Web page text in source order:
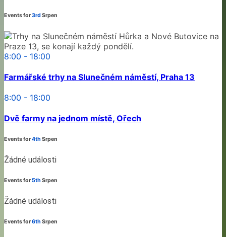
Events for3rdSrpen
8:00 - 18:00
Farmářské trhy na Slunečném náměstí, Praha 13
8:00 - 18:00
Dvě farmy na jednom místě, Ořech
Events for4th Srpen
Žádné události
Events for5th Srpen
Žádné události
Events for6th Srpen